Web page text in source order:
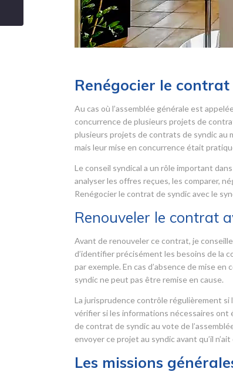
Renégocier le
Au cas où l’assemblée générale est
concurrence de plusieurs projets de
plusieurs projets de contrats de syndic au
mais leur mise en concurrence était
Le conseil syndical a un rôle important
analyser les offres reçues, les comparer,
Renégocier le contrat de syndic avec le
Renouveler le contrat
Avant de renouveler ce contrat, je
d’identifier précisément les besoins de la
par exemple. En cas d’absence de mise
syndic ne peut pas être remise en cause.
La jurisprudence contrôle régulièrement
vérifier si les informations nécessaires
de contrat de syndic au vote de
envoyer ce projet au syndic avant qu’il
Les missions